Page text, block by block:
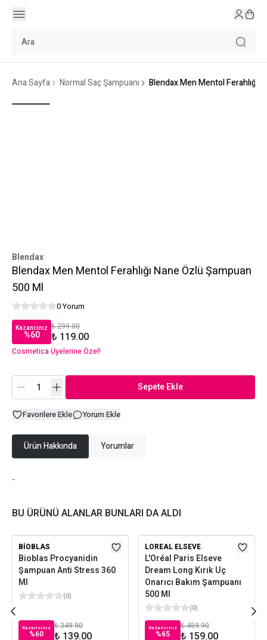
Ana Sayfa Normal Saç Şampuanı Blendax Men Mentol Ferahlığı
Blendax
Blendax Men Mentol Ferahlığı Nane Özlü Şampuan
500 Ml
0 Yorum
Kazancınız
%60
₺ 299.00
₺ 119.00
Cosmetica Üyelerine Özel!
Sepete Ekle
Favorilere Ekle Yorum Ekle
Ürün Hakkında Yorumlar
-
BU ÜRÜNÜ ALANLAR BUNLARI DA ALDI
BIOBLAS
Bioblas Procyanidin
Şampuan Anti Stress 360
Ml
(0)
Kazancınız
%60
₺ 349.90
₺ 139.00
LOREAL ELSEVE
L'Oréal Paris Elseve
Dream Long Kırık Uç
Onarıcı Bakım Şampuanı
500 Ml
(0)
Kazancınız
%65
₺ 459.90
₺ 159.00